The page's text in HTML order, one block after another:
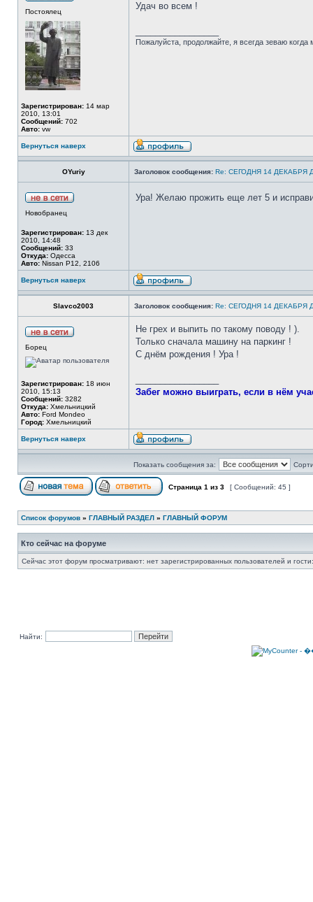
Постоялец
Зарегистрирован: 14 мар
2010, 13:01
Сообщений: 702
Авто: vw
Удач во всем !
Пожалуйста, продолжайте, я всегда зеваю когда
Вернуться наверх
OYuriy Заголовок сообщения: Re: СЕГОДНЯ 14
Новобранец
Зарегистрирован: 13 дек
2010, 14:48
Сообщений: 33
Откуда: Одесса
Авто: Nissan P12, 2106
Ура! Желаю прожить еще лет 5 и
Вернуться наверх
Slavco2003 Заголовок сообщения: Re: СЕГОДНЯ 14
Борец
Зарегистрирован: 18 июн
2010, 15:13
Сообщений: 3282
Откуда: Хмельницкий
Авто: Ford Mondeo
Город: Хмельницкий
Не грех и выпить по такому поводу ! ).
Только сначала машину на паркинг !
С днём рождения ! Ура !
Забег можно выиграть, если в нём
Вернуться наверх
Показать сообщения за:
Страница 1 из 3 [ Сообщений: 45 ]
Список форумов » ГЛАВНЫЙ РАЗДЕЛ » ГЛАВНЫЙ ФОРУМ
Кто сейчас на форуме
Сейчас этот форум просматривают: нет зарегистрированных пользователей и
Найти: